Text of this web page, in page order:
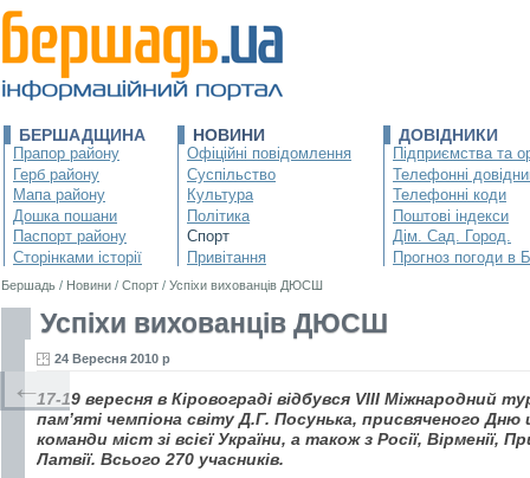
БЕРШАДЩИНА
Прапор району
Герб району
Мапа району
Дошка пошани
Паспорт району
Сторінками історії
НОВИНИ
Офіційні повідомлення
Суспільство
Культура
Політика
Спорт
Привітання
ДОВІДНИКИ
Підприємства та
Телефонні
Телефонні коди
Поштові індекси
Дім. Сад. Город.
Прогноз погоди в
Бершадь / Новини / Спорт / Успіхи вихованців ДЮСШ
Успіхи вихованців ДЮСШ
24 Вересня 2010 р
17-19 вересня в Кіровограді відбувся VІІІ Міжнародний
пам’яті чемпіона світу Д.Г. Посунька, присвяченого
команди міст зі всієї України, а також з Росії, Вірменії,
Латвії. Всього 270 учасників.
←